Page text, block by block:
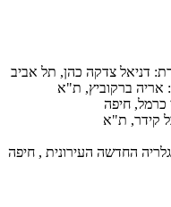
דניאל צדקה כהן, תל אביב